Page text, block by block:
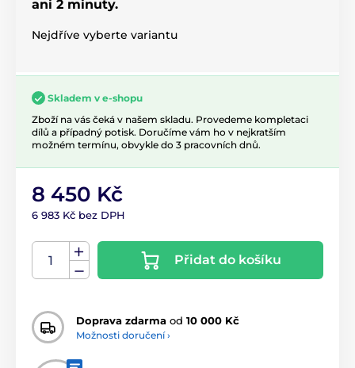
ani 2 minuty.
Nejdříve vyberte variantu
Skladem v e-shopu
Zboží na vás čeká v našem skladu. Provedeme kompletaci
dílů a případný potisk. Doručíme vám ho v nejkratším
možném termínu, obvykle do 3 pracovních dnů.
8 450 Kč
6 983 Kč bez DPH
Přidat do košíku
Doprava zdarma od 10 000 Kč
Možnosti doručení ›